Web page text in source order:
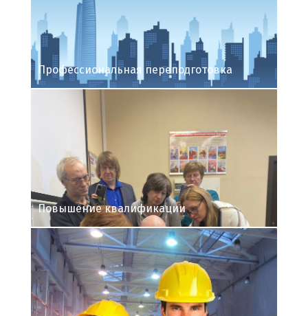
Профессиональная переподготовка
Повышение квалификации